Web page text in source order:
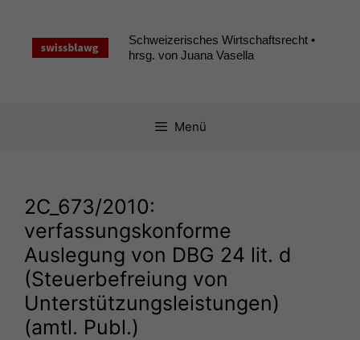
springen
Schweizerisches Wirtschaftsrecht •
hrsg. von Juana Vasella
Menü
2C_673/2010:
verfassungskonforme
Auslegung von DBG 24 lit. d
(Steuerbefreiung von
Unterstützungsleistungen)
(amtl. Publ.)